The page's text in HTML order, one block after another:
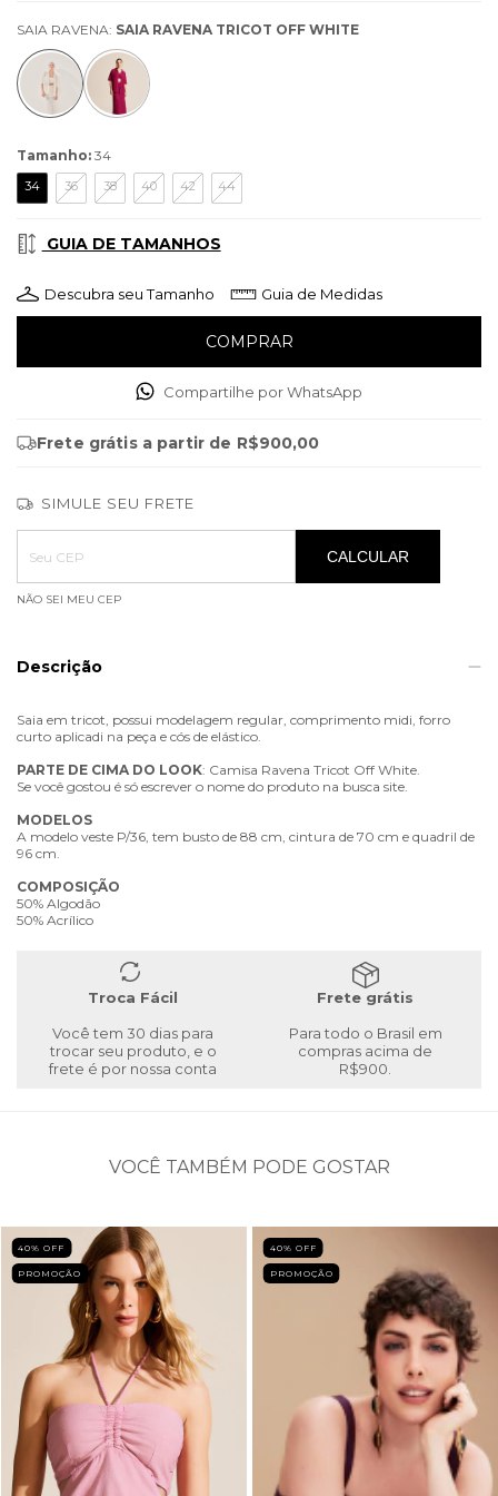
SAIA RAVENA: SAIA RAVENA TRICOT OFF WHITE
Tamanho: 34
34 36 38 40 42 44
GUIA DE TAMANHOS
Descubra seu Tamanho Guia de Medidas
Compartilhe por WhatsApp
Frete grátis a partir de R$900,00
SIMULE SEU FRETE
Entregas para o CEP:
ALTERAR CEP
CALCULAR
NÃO SEI MEU CEP
Descrição
Saia em tricot, possui modelagem regular, comprimento midi, forro
curto aplicadi na peça e cós de elástico.
PARTE DE CIMA DO LOOK: Camisa Ravena Tricot Off White.
Se você gostou é só escrever o nome do produto na busca site.
MODELOS
A modelo veste P/36, tem busto de 88 cm, cintura de 70 cm e quadril de
96 cm.
COMPOSIÇÃO
50% Algodão
50% Acrílico
Troca Fácil
Você tem 30 dias para
trocar seu produto, e o
frete é por nossa conta
Frete grátis
Para todo o Brasil em
compras acima de
R$900.
VOCÊ TAMBÉM PODE GOSTAR
40% OFF
PROMOÇÃO
40% OFF
PROMOÇÃO